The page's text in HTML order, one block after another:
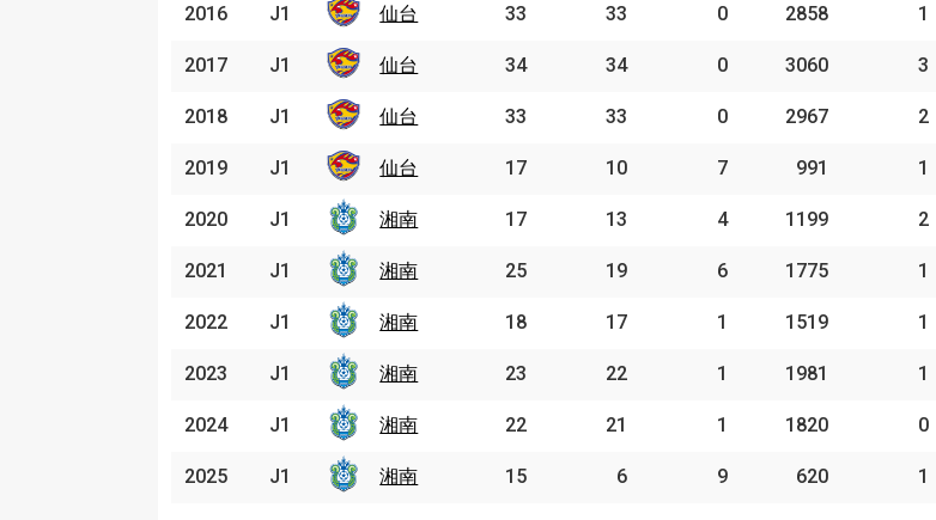
2016 仙台 33 33 0 2858 1
2017 仙台 34 34 0 3060 3
2018 仙台 33 33 0 2967 2
2019 仙台 17 10 7 991 1
2020 湘南 17 13 4 1199 2
2021 湘南 25 19 6 1775 1
2022 湘南 18 17 1 1519 1
2023 湘南 23 22 1 1981 1
2024 湘南 22 21 1 1820 0
2025 湘南 15 6 9 620 1
2016 J1 仙台
2017 J1 仙台
2018 J1 仙台
2019 J1 仙台
2020 J1 湘南
2021 J1 湘南
2022 J1 湘南
2023 J1 湘南
2024 J1 湘南
2025 J1 湘南